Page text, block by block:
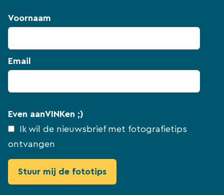
Voornaam
Email
Even aanVINKen ;)
Ik wil de nieuwsbrief met fotografietips
ontvangen